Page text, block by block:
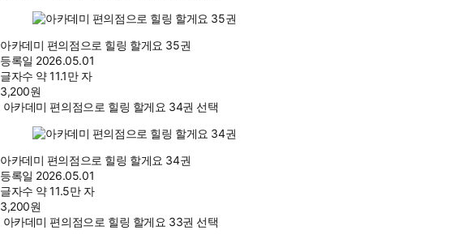
아카데미 편의점으로 힐링 할게요 35권
등록일 2026.05.01
글자수 약 11.1만 자
3,200원
아카데미 편의점으로 힐링 할게요 34권 선택
아카데미 편의점으로 힐링 할게요 34권
등록일 2026.05.01
글자수 약 11.5만 자
3,200원
아카데미 편의점으로 힐링 할게요 33권 선택